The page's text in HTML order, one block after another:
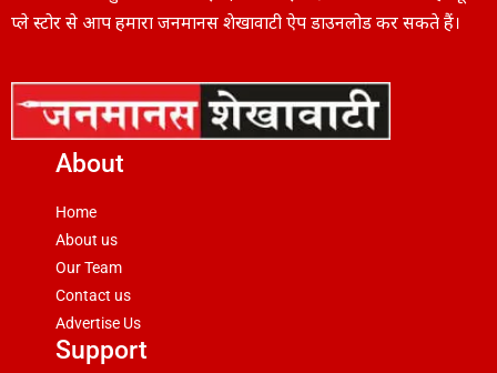
प्ले स्टोर से आप हमारा जनमानस शेखावाटी ऐप डाउनलोड कर सकते हैं।
About
Home
About us
Our Team
Contact us
Advertise Us
Support